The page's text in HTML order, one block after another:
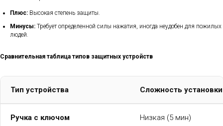
Плюс: Высокая степень защиты.
Минусы: Требует определенной силы нажатия, иногда неудобен для пожилых
людей.
Сравнительная таблица типов защитных устройств
Тип устройства Сложность установки
Ручка с ключом Низкая (5 мин)